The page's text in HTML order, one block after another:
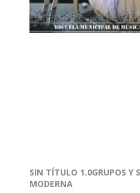
SIN TÍTULO 1.0GRUPOS Y
MODERNA